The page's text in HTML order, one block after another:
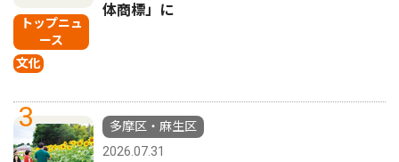
トップニュ
ース
文化
体商標」に
3
多摩区・麻生区
2026.07.31